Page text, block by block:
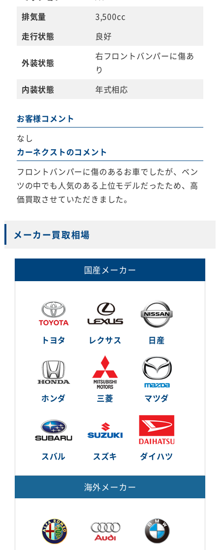
排気量
3,500cc
走行状態
良好
外装状態
右フロントバンパーに傷あ
り
内装状態
年式相応
お客様コメント
なし
カーネクストのコメント
フロントバンパーに傷のあるお車でしたが、ベン
ツの中でも人気のある上位モデルだったため、高
価買取させていただきました。
メーカー買取相場
国産メーカー
トヨタ レクサス 日産
ホンダ 三菱 マツダ
スバル スズキ ダイハツ
海外メーカー